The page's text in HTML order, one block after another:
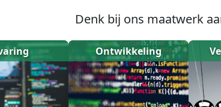
Denk bij ons maatwerk
Ontwikkeling